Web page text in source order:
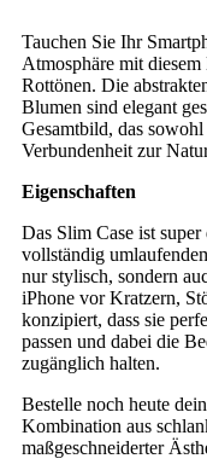
Tauchen Sie Ihr
Atmosphäre mit
Rottönen. Die
Blumen sind elegant
Gesamtbild, das
Verbundenheit zur
Eigenschaften
Das Slim Case ist
vollständig
nur stylisch, sondern
iPhone vor Kratzern,
konzipiert, dass sie
passen und dabei die
zugänglich halten.
Bestelle noch heute
Kombination aus
maßgeschneiderter